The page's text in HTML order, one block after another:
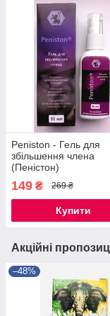
Peniston - Гель для
збільшення члена
(Пеністон)
149 ₴ 269 ₴
Купити
Акційні
–48%